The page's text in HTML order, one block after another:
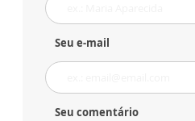
Seu e-mail
Seu comentário